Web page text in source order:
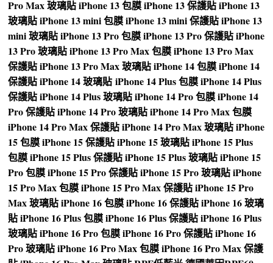
Pro Max 玻璃貼iPhone 13 包膜iPhone 13 保護貼iPhone 13
玻璃貼iPhone 13 mini 包膜iPhone 13 mini 保護貼iPhone 13
mini 玻璃貼iPhone 13 Pro 包膜iPhone 13 Pro 保護貼iPhone
13 Pro 玻璃貼iPhone 13 Pro Max 包膜iPhone 13 Pro Max
保護貼iPhone 13 Pro Max 玻璃貼iPhone 14 包膜iPhone 14
保護貼iPhone 14 玻璃貼iPhone 14 Plus 包膜iPhone 14 Plus
保護貼iPhone 14 Plus 玻璃貼iPhone 14 Pro 包膜iPhone 14
Pro 保護貼iPhone 14 Pro 玻璃貼iPhone 14 Pro Max 包膜
iPhone 14 Pro Max 保護貼iPhone 14 Pro Max 玻璃貼iPhone
15 包膜iPhone 15 保護貼iPhone 15 玻璃貼iPhone 15 Plus
包膜iPhone 15 Plus 保護貼iPhone 15 Plus 玻璃貼iPhone 15
Pro 包膜iPhone 15 Pro 保護貼iPhone 15 Pro 玻璃貼iPhone
15 Pro Max 包膜iPhone 15 Pro Max 保護貼iPhone 15 Pro
Max 玻璃貼iPhone 16 包膜iPhone 16 保護貼iPhone 16 玻璃
貼iPhone 16 Plus 包膜iPhone 16 Plus 保護貼iPhone 16 Plus
玻璃貼iPhone 16 Pro 包膜iPhone 16 Pro 保護貼iPhone 16
Pro 玻璃貼iPhone 16 Pro Max 包膜iPhone 16 Pro Max 保護